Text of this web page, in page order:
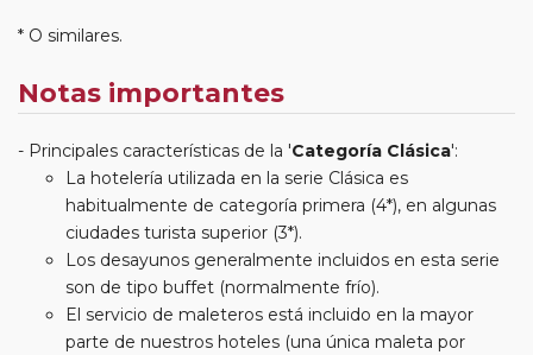
* O similares.
Notas importantes
Principales características de la 'Categoría Clásica':
La hotelería utilizada en la serie Clásica es
habitualmente de categoría primera (4*), en algunas
ciudades turista superior (3*).
Los desayunos generalmente incluidos en esta serie
son de tipo buffet (normalmente frío).
El servicio de maleteros está incluido en la mayor
parte de nuestros hoteles (una única maleta por